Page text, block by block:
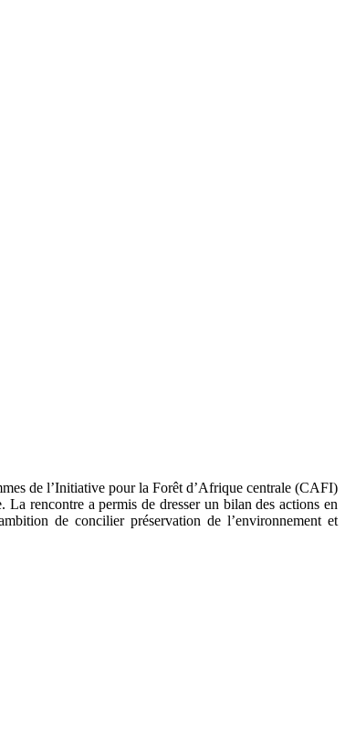
de l’Initiative pour la Forêt d’Afrique centrale (CAFI)
rencontre a permis de dresser un bilan des actions en
de concilier préservation de l’environnement et